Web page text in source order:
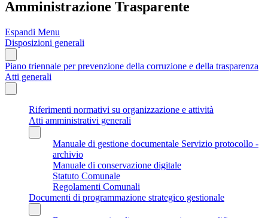
Amministrazione Trasparente
Espandi Menu
Disposizioni generali
Piano triennale per prevenzione della corruzione e della trasparenza
Atti generali
Riferimenti normativi su organizzazione e attività
Atti amministrativi generali
Manuale di gestione documentale Servizio protocollo -
archivio
Manuale di conservazione digitale
Statuto Comunale
Regolamenti Comunali
Documenti di programmazione strategico gestionale